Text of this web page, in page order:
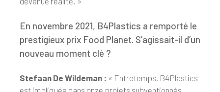
En novembre 2021, B4Plastics a remporté le
prestigieux prix Food Planet. S’agissait-il d’un
nouveau moment clé ?
Stefaan De Wildeman : « Entretemps, B4Plastics
est impliquée dans onze projets subventionnés.